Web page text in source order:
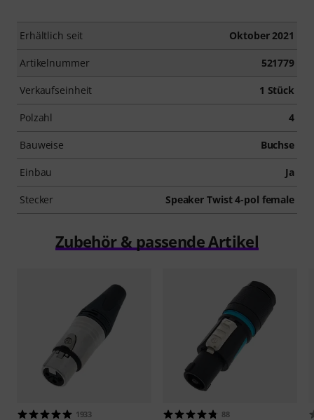
Erhältlich seit Oktober 2021
Artikelnummer 521779
Verkaufseinheit 1 Stück
Polzahl 4
Bauweise Buchse
Einbau Ja
Stecker Speaker Twist 4-pol female
Zubehör & passende Artikel
1933 88